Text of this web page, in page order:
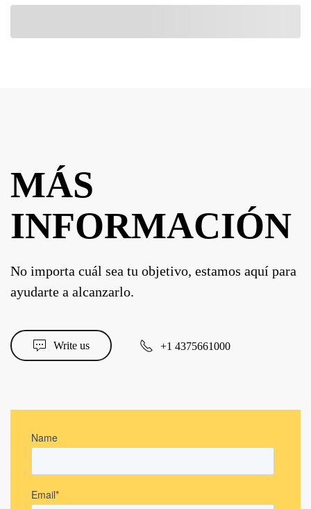
MÁS
INFORMACIÓN
No importa cuál sea tu objetivo, estamos aquí para
ayudarte a alcanzarlo.
Write us +1 4375661000